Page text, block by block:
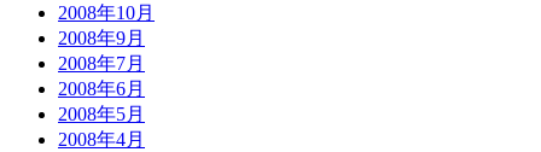
2008年10月
2008年9月
2008年7月
2008年6月
2008年5月
2008年4月